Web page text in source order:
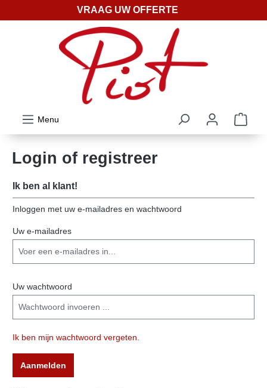
VRAAG UW OFFERTE
Menu
Login of registreer
Ik ben al klant!
Inloggen met uw e-mailadres en wachtwoord
Uw e-mailadres
Uw wachtwoord
Ik ben mijn wachtwoord vergeten.
Aanmelden